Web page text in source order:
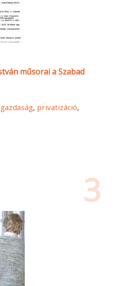
műsorai a Szabad
gazdaság, privatizáció,
3